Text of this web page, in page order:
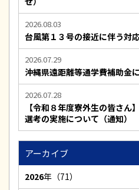
2026.08.03
台風第１３号の接近に伴う対
2026.07.29
沖縄県遠距離等通学費補助金
2026.07.28
【令和８年度寮外生の皆さん
選考の実施について（通知）
アーカイブ
2026年（71）